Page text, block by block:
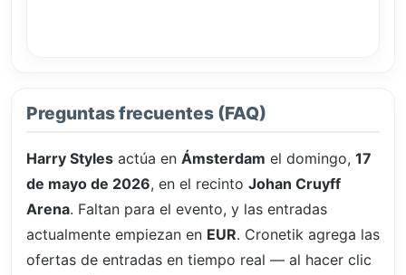
Preguntas frecuentes (FAQ)
Harry Styles actúa en Ámsterdam el domingo, 17
de mayo de 2026, en el recinto Johan Cruyff
Arena. Faltan para el evento, y las entradas
actualmente empiezan en EUR. Cronetik agrega las
ofertas de entradas en tiempo real — al hacer clic